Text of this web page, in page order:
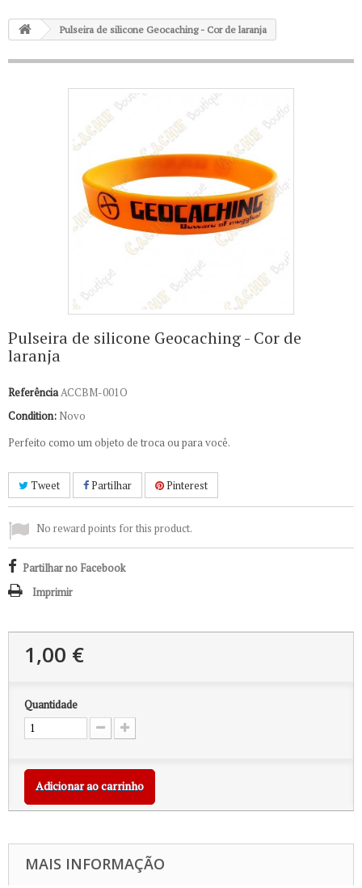
Pulseira de silicone Geocaching - Cor de laranja
Pulseira de silicone Geocaching - Cor de
laranja
ReferênciaACCBM-001O
Condition: Novo
Perfeito como um objeto de troca ou para você.
Tweet Partilhar Pinterest
No reward points for this product.
Partilhar no Facebook
Imprimir
1,00 €
Quantidade
Adicionar ao carrinho
MAIS INFORMAÇÃO